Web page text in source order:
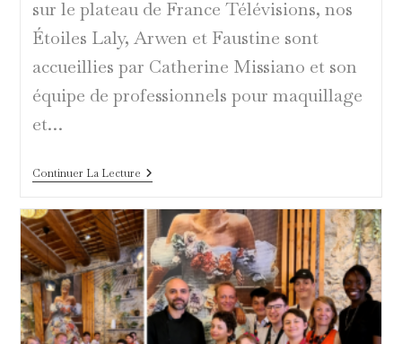
sur le plateau de France Télévisions, nos
Étoiles Laly, Arwen et Faustine sont
accueillies par Catherine Missiano et son
équipe de professionnels pour maquillage
et…
Continuer La LectureMaquillage
De
Pour
Nos
Étoiles